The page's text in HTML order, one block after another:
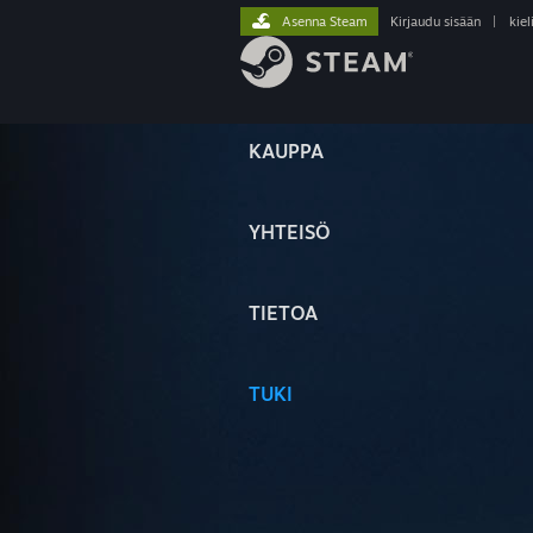
KAUPPA
YHTEISÖ
TIETOA
TUKI
Asenna Steam Kirjaudu sisään kieli